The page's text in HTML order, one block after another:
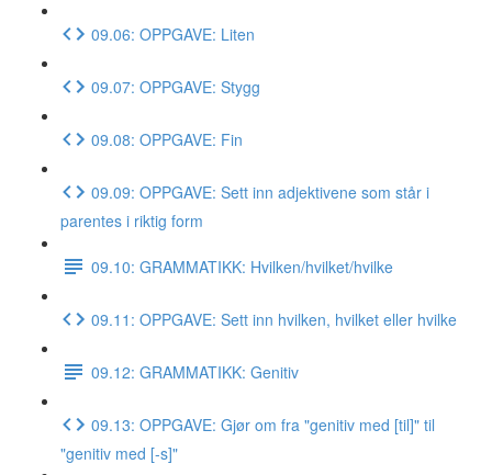
09.06: OPPGAVE: Liten
09.07: OPPGAVE: Stygg
09.08: OPPGAVE: Fin
09.09: OPPGAVE: Sett inn adjektivene som står i
parentes i riktig form
09.10: GRAMMATIKK: Hvilken/hvilket/hvilke
09.11: OPPGAVE: Sett inn hvilken, hvilket eller hvilke
09.12: GRAMMATIKK: Genitiv
09.13: OPPGAVE: Gjør om fra "genitiv med [til]" til
"genitiv med [-s]"